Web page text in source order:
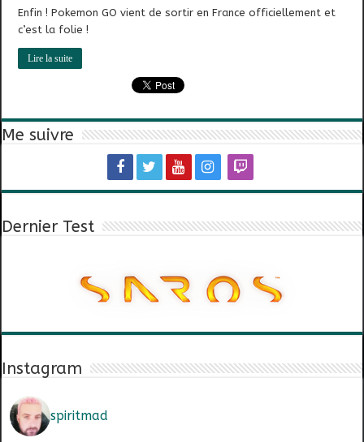
Enfin ! Pokemon GO vient de sortir en France officiellement et
c’est la folie !
Lire la suite
Me suivre
Dernier Test
Instagram
spiritmad